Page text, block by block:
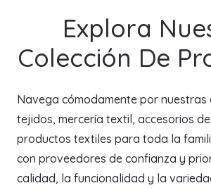
Explora
Colección De
Navega cómodamente por
tejidos, mercería textil, accesorios
productos textiles para toda la
con proveedores de confianza y
calidad, la funcionalidad y la